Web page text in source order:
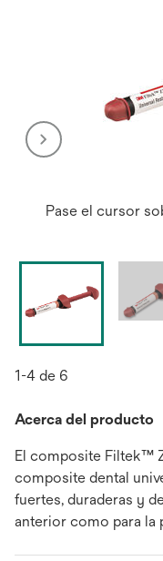
Pase el cursor
1-4 de 6
Acerca del producto
El composite Filtek™
composite dental
fuertes, duraderas y
anterior como para la